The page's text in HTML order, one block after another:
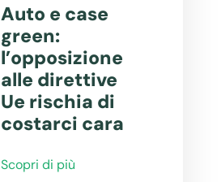
Auto e case
green:
l’opposizione
alle direttive
Ue rischia di
costarci cara
Scopri di più